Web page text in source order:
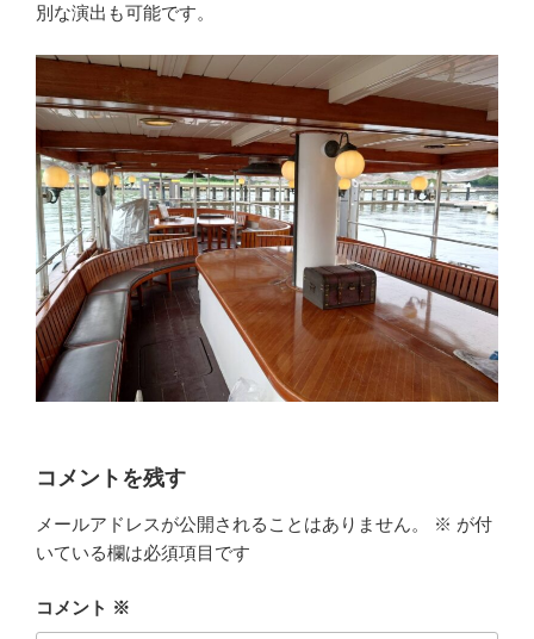
別な演出も可能です。
コメントを残す
メールアドレスが公開されることはありません。 ※ が付
いている欄は必須項目です
コメント ※